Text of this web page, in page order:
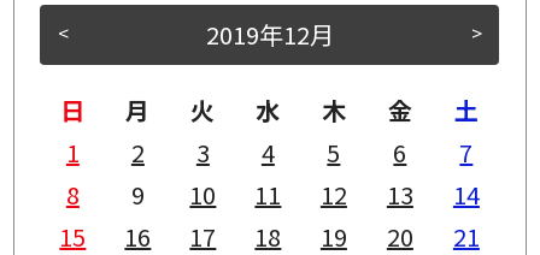
< >
2019年12月
日 月 火 水 木 金
土
1
2 3 4 5 6
7
8
9 10 11 12 13
14
15
16 17 18 19 20
21